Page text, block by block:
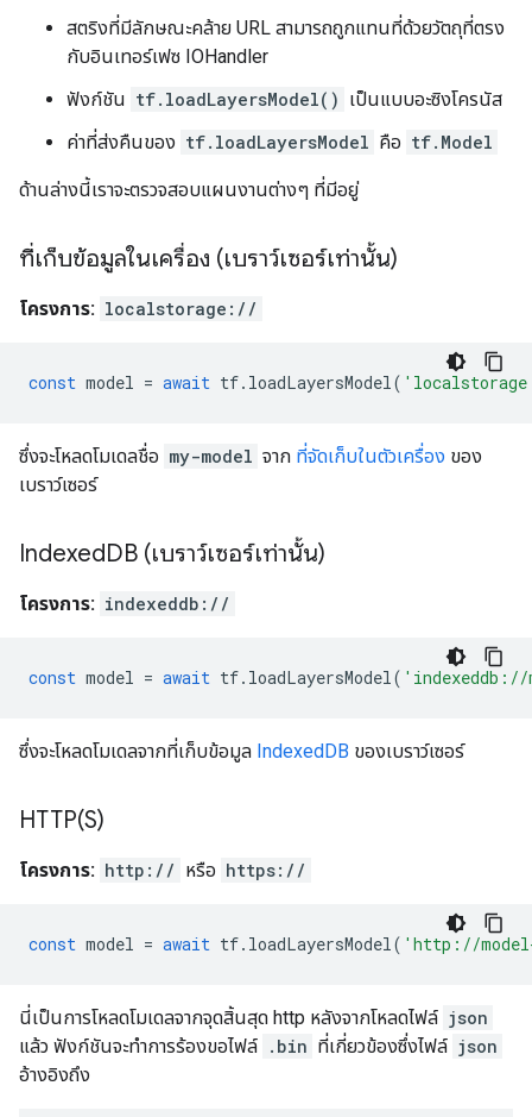
สตริงที่มีลักษณะคล้าย URL สามารถถูกแทนที่ด้วยวัตถุที่ตรง
กับอินเทอร์เฟซ IOHandler
ฟังก์ชัน tf.loadLayersModel() เป็นแบบอะซิงโครนัส
ค่าที่ส่งคืนของ tf.loadLayersModel คือ tf.Model
ด้านล่างนี้เราจะตรวจสอบแผนงานต่างๆ ที่มีอยู่
ที่เก็บข้อมูลในเครื่อง (เบราว์เซอร์เท่านั้น)
โครงการ: localstorage://
const model = await tf. loadLayersModel(
ซึ่งจะโหลดโมเดลชื่อ my-model จาก ที่จัดเก็บในตัวเครื่อง ของ
เบราว์เซอร์
IndexedDB (เบราว์เซอร์เท่านั้น)
โครงการ: indexeddb://
const model = await tf. loadLayersModel( 'indexeddb://
ซึ่งจะโหลดโมเดลจากที่เก็บข้อมูล IndexedDB ของเบราว์เซอร์
HTTP(S)
โครงการ: http:// หรือ https://
const model = await tf. loadLayersModel( 'http://
นี่เป็นการโหลดโมเดลจากจุดสิ้นสุด http หลังจากโหลดไฟล์ json
แล้ว ฟังก์ชันจะทำการร้องขอไฟล์ .bin ที่เกี่ยวข้องซึ่งไฟล์ json
อ้างอิงถึง